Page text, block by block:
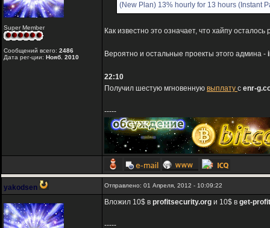
Super Member
Сообщений всего: 2486
Дата рег-ции: Нояб. 2010
(New Plan) 13% hourly for 13 hours (Instant
Как известно это означает, что хайпу
Вероятно и остальные проекты этого админа -
22:10
Получил шестую мгновенную выплату с enr-
-----
yakodsen Отправлено: 01 Апреля, 2012 - 10:09:22
Вложил 10$ в profitsecurity.org и 10$ в get-
-----